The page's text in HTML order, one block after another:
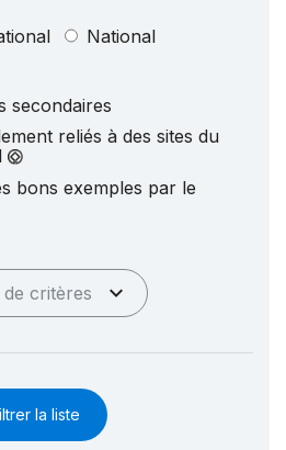
National
secondaires
reliés à des sites du
bons exemples par le
de critères
la liste